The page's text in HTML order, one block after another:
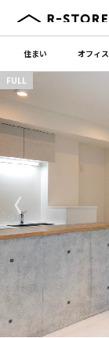
住まい オフィス
〈
FULL